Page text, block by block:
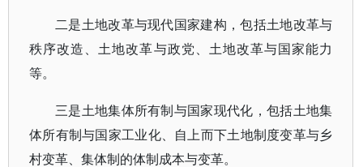
二是土地改革与现代国家建构，包括土地改革与
秩序改造、土地改革与政党、土地改革与国家能力
等。
三是土地集体所有制与国家现代化，包括土地集
体所有制与国家工业化、自上而下土地制度变革与乡
村变革、集体制的体制成本与变革。